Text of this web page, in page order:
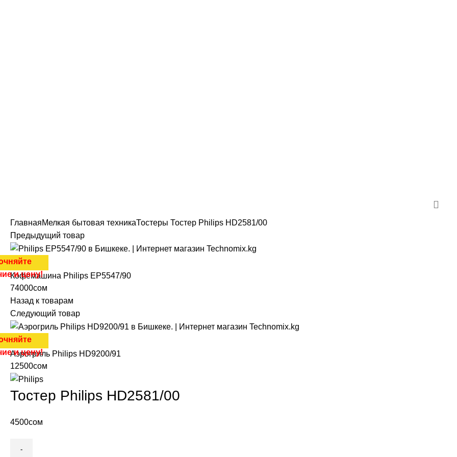
ГлавнаяМелкая бытовая техникаТостеры Тостер Philips HD2581/00
Предыдущий товар
и цену!
Кофемашина Philips EP5547/90
74000сом
Назад к товарам
Следующий товар
и цену!
Аэрогриль Philips HD9200/91
12500сом
Тостер Philips HD2581/00
4500сом